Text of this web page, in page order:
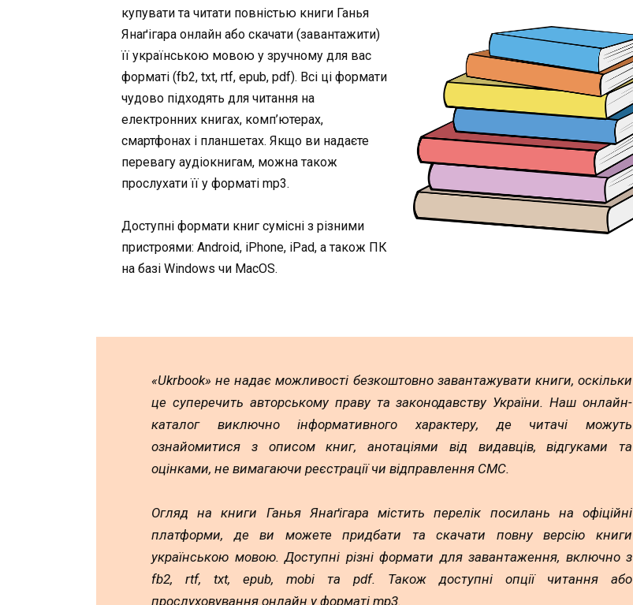
купувати та читати повністью книги Ганья
Янаґігара онлайн або скачати (завантажити)
її українською мовою у зручному для вас
форматі (fb2, txt, rtf, epub, pdf). Всі ці формати
чудово підходять для читання на
електронних книгах, комп’ютерах,
смартфонах і планшетах. Якщо ви надаєте
перевагу аудіокнигам, можна також
прослухати її у форматі mp3.
Доступні формати книг сумісні з різними
пристроями: Android, iPhone, iPad, а також ПК
на базі Windows чи MacOS.
«Ukrbook» не надає можливості безкоштовно завантажувати книги, оскільки
це суперечить авторському праву та законодавству України. Наш онлайн-
каталог виключно інформативного характеру, де читачі можуть
ознайомитися з описом книг, анотаціями від видавців, відгуками та
оцінками, не вимагаючи реєстрації чи відправлення СМС.
Огляд на книги Ганья Янаґігара містить перелік посилань на офіційні
платформи, де ви можете придбати та скачати повну версію книги
українською мовою. Доступні різні формати для завантаження, включно з
fb2, rtf, txt, epub, mobi та pdf. Також доступні опції читання або
прослуховування онлайн у форматі mp3.